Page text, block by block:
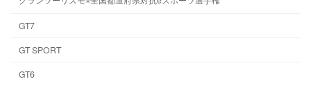
GT7
GT SPORT
GT6